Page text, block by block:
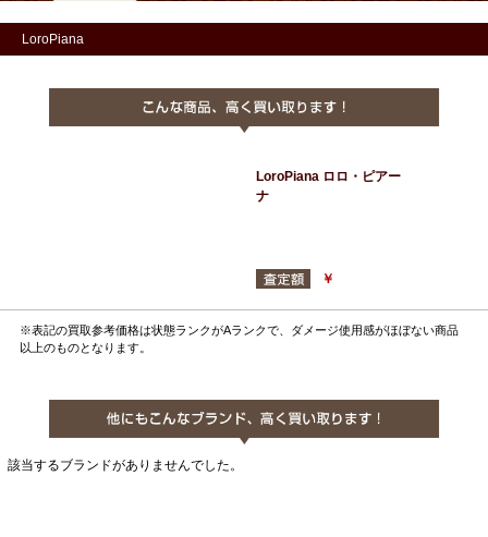
LoroPiana
LoroPiana ロロ・ピアー
ナ
￥
※表記の買取参考価格は状態ランクがAランクで、ダメージ使用感がほぼない商品
以上のものとなります。
該当するブランドがありませんでした。